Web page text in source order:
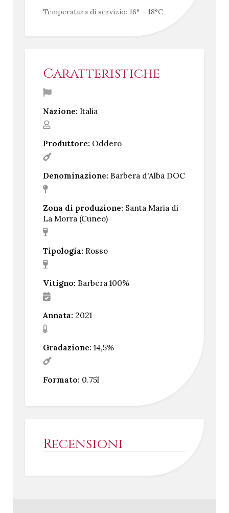
Temperatura di servizio: 16° – 18°C
Caratteristiche
Nazione: Italia
Produttore: Oddero
Denominazione: Barbera d'Alba DOC
Zona di produzione: Santa Maria di
La Morra (Cuneo)
Tipologia: Rosso
Vitigno: Barbera 100%
Annata: 2021
Gradazione: 14,5%
Formato: 0.75l
Recensioni